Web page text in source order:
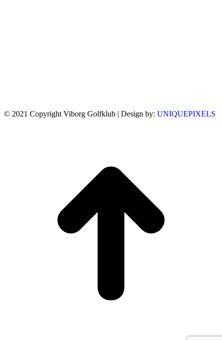
© 2021 Copyright Viborg Golfklub | Design by: UNIQUEPIXELS